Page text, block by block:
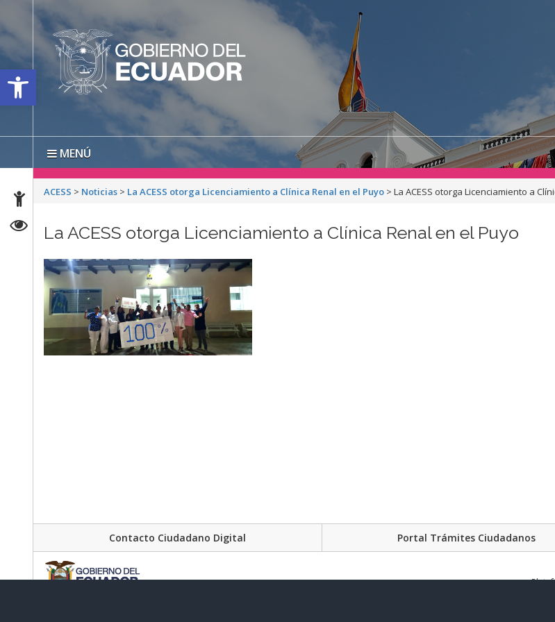
Open toolbar
MENÚ
ACESS > Noticias > La ACESS otorga Licenciamiento a Clínica Renal en el Puyo >La ACESS otorga Licenciamiento a
La ACESS otorga Licenciamiento a Clínica Renal en el Puyo
Contacto Ciudadano Digital Portal Trámites Ciudadanos